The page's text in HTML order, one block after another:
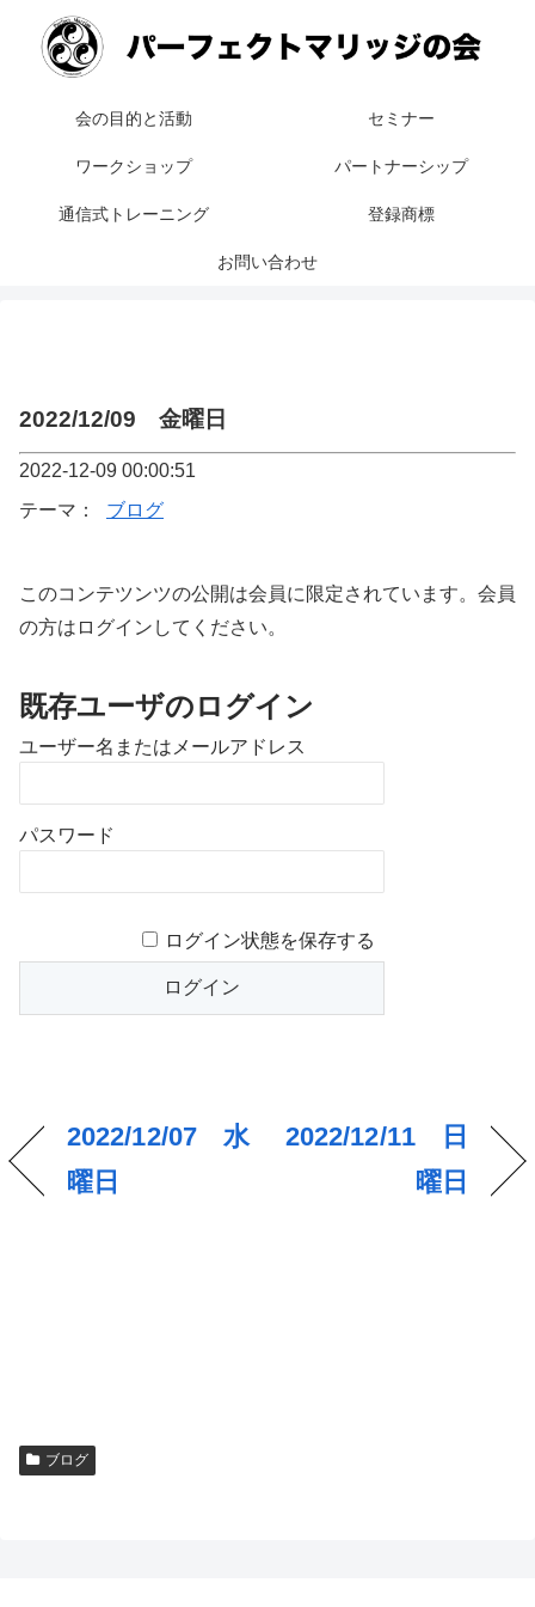
会の目的と活動 セミナー
ワークショップ パートナーシップ
通信式トレーニング 登録商標
お問い合わせ
2022/12/09 金曜日
2022-12-09 00:00:51
テーマ：
ブログ
このコンテツンツの公開は会員に限定されています。会員
の方はログインしてください。
既存ユーザのログイン
ユーザー名またはメールアドレス
パスワード
ログイン状態を保存する
2022/12/07 水
曜日
2022/12/11 日
曜日
ブログ